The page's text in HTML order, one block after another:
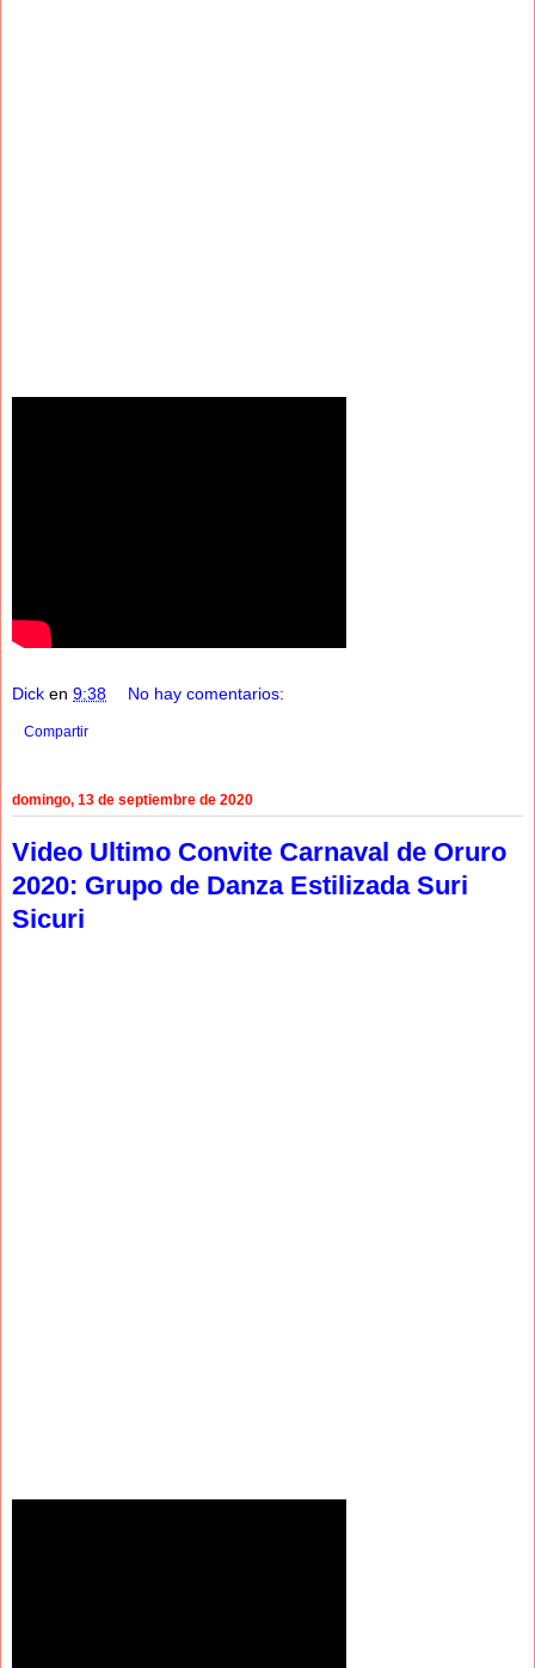
Dick en 9:38 No hay comentarios:
Compartir
domingo, 13 de septiembre de 2020
Video Ultimo Convite Carnaval de Oruro
2020: Grupo de Danza Estilizada Suri
Sicuri